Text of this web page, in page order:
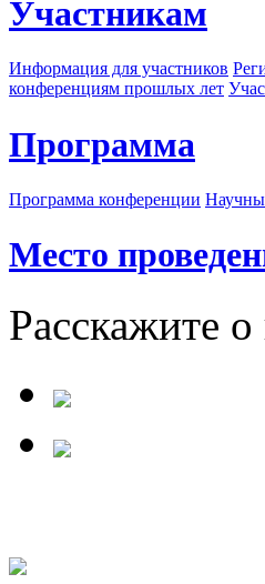
Участникам
Информация для участников
конференциям прошлых лет
Программа
Программа конференции
Место
Расскажите